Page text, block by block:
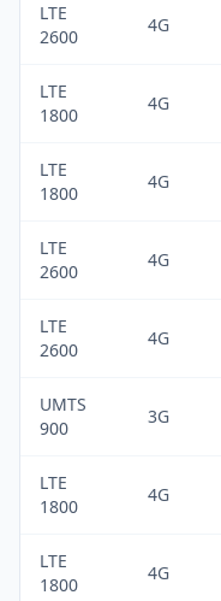
LTE
2600
4G
LTE
1800
4G
LTE
1800
4G
LTE
2600
4G
LTE
2600
4G
UMTS
900
3G
LTE
1800
4G
LTE
1800
4G